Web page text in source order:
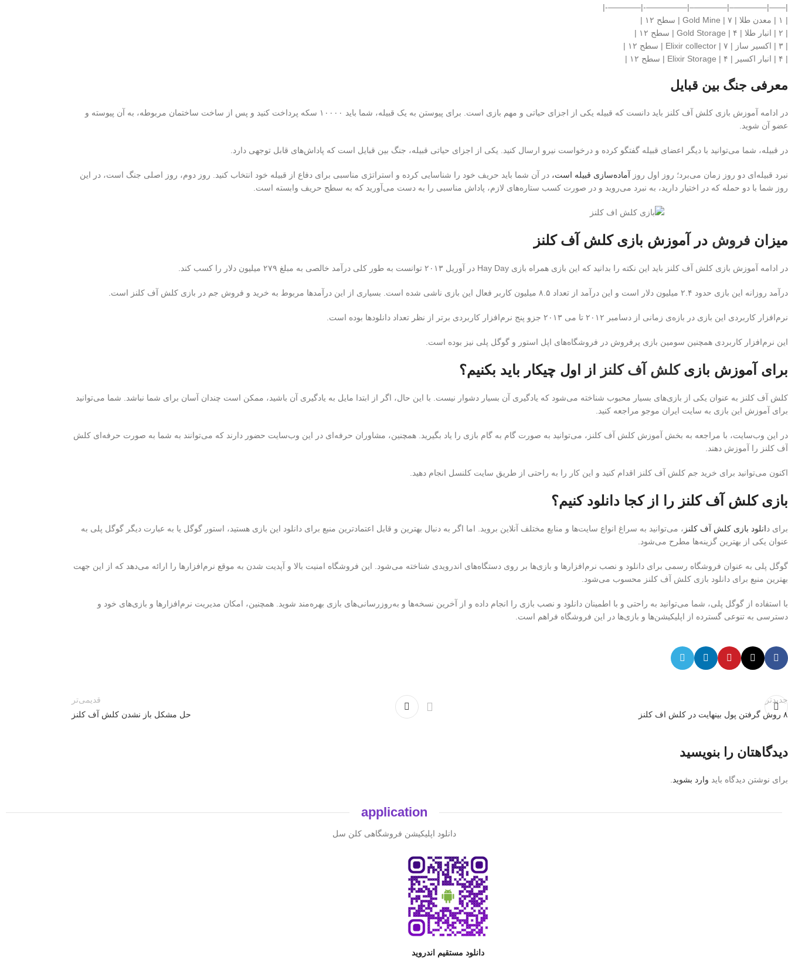
|——|————–|————–|—————-|————-|
| ۱ | معدن طلا | Gold Mine | ۷ | سطح ۱۲ |
| ۲ | انبار طلا | Gold Storage | ۴ | سطح ۱۲ |
| ۳ | اکسیر ساز | Elixir collector | ۷ | سطح ۱۲ |
| ۴ | انبار اکسیر | Elixir Storage | ۴ | سطح ۱۲ |
معرفی جنگ بین قبایل
در ادامه آموزش بازی کلش آف کلنز باید دانست که قبیله یکی از اجزای حیاتی و مهم بازی است. برای پیوستن به یک قبیله، شما باید ۱۰۰۰۰ سکه پرداخت کنید و پس از ساخت ساختمان مربوطه، به آن پیوسته و
عضو آن شوید.
در قبیله، شما می‌توانید با دیگر اعضای قبیله گفتگو کرده و درخواست نیرو ارسال کنید. یکی از اجزای حیاتی قبیله، جنگ بین قبایل است که پاداش‌های قابل توجهی دارد.
نبرد قبیله‌ای دو روز زمان می‌برد؛ روز اول روز آماده‌سازی قبیله است، در آن شما باید حریف خود را شناسایی کرده و استراتژی مناسبی برای دفاع از قبیله خود انتخاب کنید. روز دوم، روز اصلی جنگ است، در این
روز شما با دو حمله که در اختیار دارید، به نبرد می‌روید و در صورت کسب ستاره‌های لازم، پاداش مناسبی را به دست می‌آورید که به سطح حریف وابسته است.
میزان فروش در آموزش بازی کلش آف کلنز
در ادامه آموزش بازی کلش آف کلنز باید این نکته را بدانید که این بازی همراه بازی Hay Day در آوریل ۲۰۱۳ توانست به طور کلی درآمد خالصی به مبلغ ۲۷۹ میلیون دلار را کسب کند.
درآمد روزانه این بازی حدود ۲.۴ میلیون دلار است و این درآمد از تعداد ۸.۵ میلیون کاربر فعال این بازی ناشی شده است. بسیاری از این درآمدها مربوط به خرید و فروش جم در بازی کلش آف کلنز است.
نرم‌افزار کاربردی این بازی در بازه‌ی زمانی از دسامبر ۲۰۱۲ تا می ۲۰۱۳ جزو پنج نرم‌افزار کاربردی برتر از نظر تعداد دانلودها بوده است.
این نرم‌افزار کاربردی همچنین سومین بازی پرفروش در فروشگاه‌های اپل استور و گوگل پلی نیز بوده است.
برای آموزش بازیکلش آف کلنز از اول چیکار باید بکنیم؟
کلش آف کلنز به عنوان یکی از بازی‌های بسیار محبوب شناخته می‌شود که یادگیری آن بسیار دشوار نیست. با این حال، اگر از ابتدا مایل به یادگیری آن باشید، ممکن است چندان آسان برای شما نباشد. شما می‌توانید
برای آموزش این بازی به سایت ایران موجو مراجعه کنید.
در این وب‌سایت، با مراجعه به بخش آموزش کلش آف کلنز، می‌توانید به صورت گام به گام بازی را یاد بگیرید. همچنین، مشاوران حرفه‌ای در این وب‌سایت حضور دارند که می‌توانند به شما به صورت حرفه‌ای کلش
آف کلنز را آموزش دهند.
اکنون می‌توانید برای خرید جم کلش آف کلنز اقدام کنید و این کار را به راحتی از طریق سایت کلنسل انجام دهید.
بازی کلش آف کلنز را از کجا دانلود کنیم؟
برای دانلود بازی کلش آف کلنز ، می‌توانید به سراغ انواع سایت‌ها و منابع مختلف آنلاین بروید. اما اگر به دنبال بهترین و قابل اعتمادترین منبع برای دانلود این بازی هستید، استور گوگل یا به عبارت دیگر گوگل پلی به
عنوان یکی از بهترین گزینه‌ها مطرح می‌شود.
گوگل پلی به عنوان فروشگاه رسمی برای دانلود و نصب نرم‌افزارها و بازی‌ها بر روی دستگاه‌های اندرویدی شناخته می‌شود. این فروشگاه امنیت بالا و آپدیت شدن به موقع نرم‌افزارها را ارائه می‌دهد که از این جهت
بهترین منبع برای دانلود بازی کلش آف کلنز محسوب می‌شود.
با استفاده از گوگل پلی، شما می‌توانید به راحتی و با اطمینان دانلود و نصب بازی را انجام داده و از آخرین نسخه‌ها و به‌روزرسانی‌های بازی بهره‌مند شوید. همچنین، امکان مدیریت نرم‌افزارها و بازی‌های خود و
دسترسی به تنوعی گسترده از اپلیکیشن‌ها و بازی‌ها در این فروشگاه فراهم است.
جدیدتر
۸ روش گرفتن پول بینهایت در کلش اف کلنز
قدیمی‌تر
حل مشکل باز نشدن کلش آف کلنز
دیدگاهتان را بنویسید
برای نوشتن دیدگاه باید وارد بشوید.
application
دانلود اپلیکیشن فروشگاهی کلن سل
دانلود مستقیم اندروید